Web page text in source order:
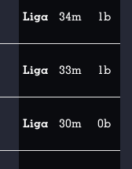
Liga 34m 1b
Liga 33m 1b
Liga 30m 0b